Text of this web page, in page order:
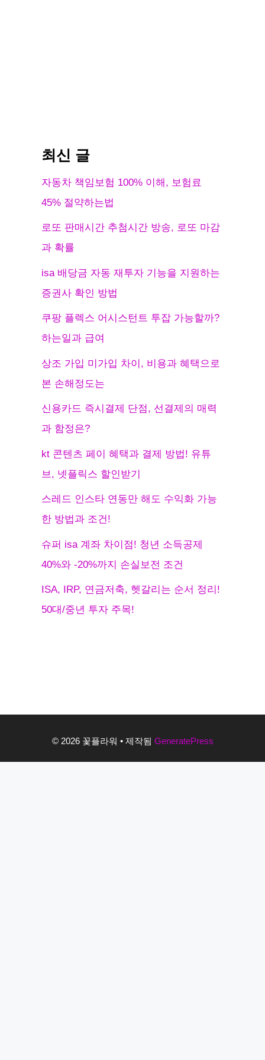
최신 글
자동차 책임보험 100% 이해, 보험료
45% 절약하는법
로또 판매시간 추첨시간 방송, 로또 마감
과 확률
isa 배당금 자동 재투자 기능을 지원하는
증권사 확인 방법
쿠팡 플렉스 어시스턴트 투잡 가능할까?
하는일과 급여
상조 가입 미가입 차이, 비용과 혜택으로
본 손해정도는
신용카드 즉시결제 단점, 선결제의 매력
과 함정은?
kt 콘텐츠 페이 혜택과 결제 방법! 유튜
브, 넷플릭스 할인받기
스레드 인스타 연동만 해도 수익화 가능
한 방법과 조건!
슈퍼 isa 계좌 차이점! 청년 소득공제
40%와 -20%까지 손실보전 조건
ISA, IRP, 연금저축, 헷갈리는 순서 정리!
50대/중년 투자 주목!
© 2026 꽃플라워 • 제작됨 GeneratePress